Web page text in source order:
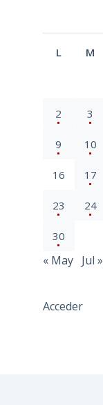
L M
2 3
9 10
16 17
23 24
30
« May Jul »
Acceder